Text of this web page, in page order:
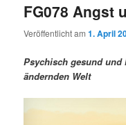
r
m
ä
e
u
n
t
a
s
n
a
v
FG078 Angst
Veröffentlicht am1. April
Psychisch gesund
ändernden Welt